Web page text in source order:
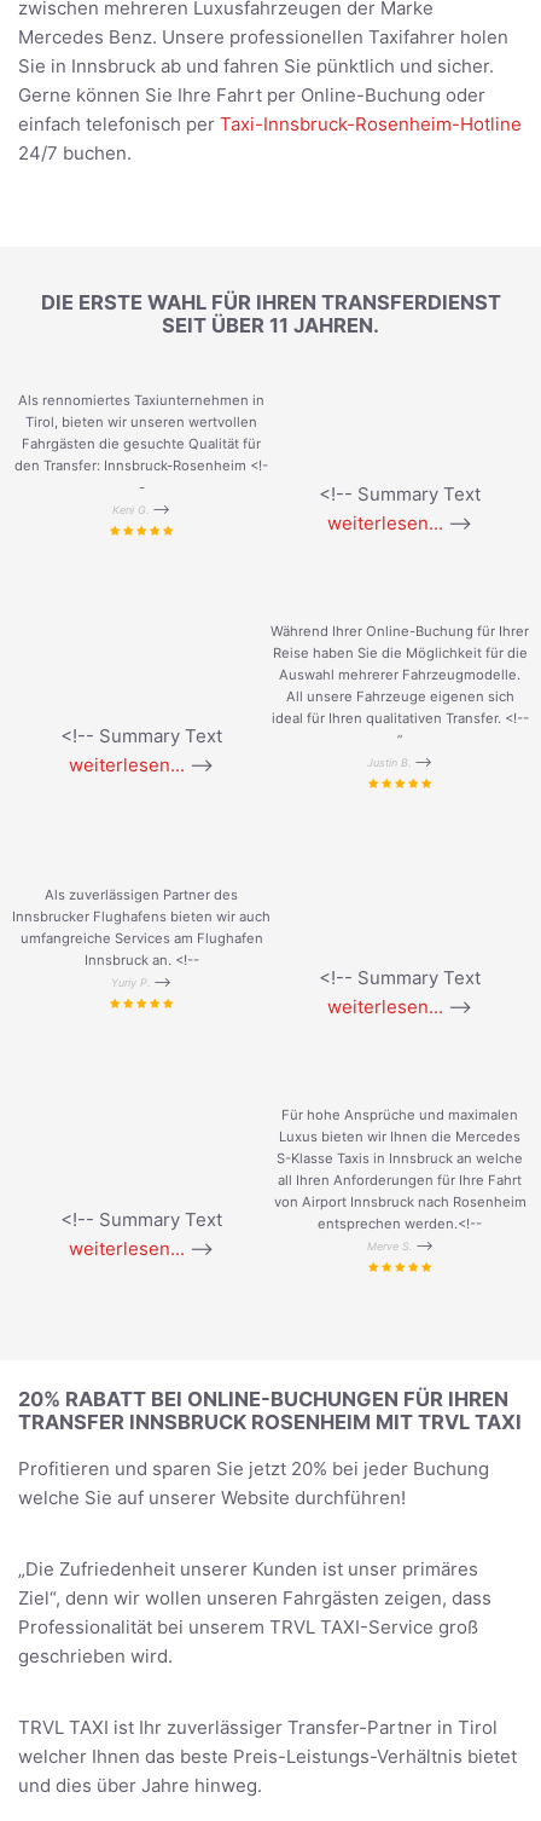
zwischen mehreren Luxusfahrzeugen der Marke
Mercedes Benz. Unsere professionellen Taxifahrer holen
Sie in Innsbruck ab und fahren Sie pünktlich und sicher.
Gerne können Sie Ihre Fahrt per Online-Buchung oder
einfach telefonisch per Taxi-Innsbruck-Rosenheim-Hotline
24/7 buchen.
DIE ERSTE WAHL FÜR IHREN TRANSFERDIENST
SEIT ÜBER 11 JAHREN.
Als rennomiertes Taxiunternehmen in
Tirol, bieten wir unseren wertvollen
Fahrgästen die gesuchte Qualität für
den Transfer: Innsbruck-Rosenheim <!-
-
Keni G. -->
<!-- Summary Text
weiterlesen... -->
<!-- Summary Text
weiterlesen... -->
Während Ihrer Online-Buchung für Ihrer
Reise haben Sie die Möglichkeit für die
Auswahl mehrerer Fahrzeugmodelle.
All unsere Fahrzeuge eigenen sich
ideal für Ihren qualitativen Transfer. <!--
”
Justin B. -->
Als zuverlässigen Partner des
Innsbrucker Flughafens bieten wir auch
umfangreiche Services am Flughafen
Innsbruck an. <!--
Yuriy P. -->
<!-- Summary Text
weiterlesen... -->
<!-- Summary Text
weiterlesen... -->
Für hohe Ansprüche und maximalen
Luxus bieten wir Ihnen die Mercedes
S-Klasse Taxis in Innsbruck an welche
all Ihren Anforderungen für Ihre Fahrt
von Airport Innsbruck nach Rosenheim
entsprechen werden.<!--
Merve S. -->
20% RABATT BEI ONLINE-BUCHUNGEN FÜR IHREN
TRANSFER INNSBRUCK ROSENHEIM MIT TRVL TAXI
Profitieren und sparen Sie jetzt 20% bei jeder Buchung
welche Sie auf unserer Website durchführen!
„Die Zufriedenheit unserer Kunden ist unser primäres
Ziel“, denn wir wollen unseren Fahrgästen zeigen, dass
Professionalität bei unserem TRVL TAXI-Service groß
geschrieben wird.
TRVL TAXI ist Ihr zuverlässiger Transfer-Partner in Tirol
welcher Ihnen das beste Preis-Leistungs-Verhältnis bietet
und dies über Jahre hinweg.